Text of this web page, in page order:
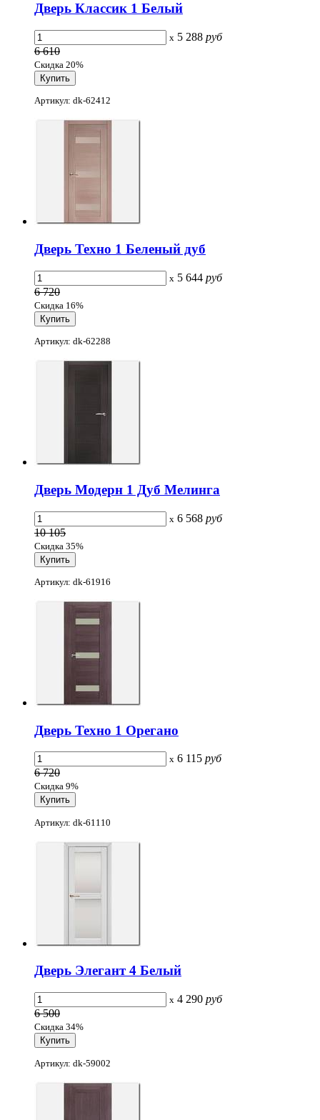
Дверь Классик 1 Белый
x 5 288 руб
6 610
Скидка 20%
Артикул: dk-62412
Дверь Техно 1 Беленый дуб
x 5 644 руб
6 720
Скидка 16%
Артикул: dk-62288
Дверь Модерн 1 Дуб Мелинга
x 6 568 руб
10 105
Скидка 35%
Артикул: dk-61916
Дверь Техно 1 Орегано
x 6 115 руб
6 720
Скидка 9%
Артикул: dk-61110
Дверь Элегант 4 Белый
x 4 290 руб
6 500
Скидка 34%
Артикул: dk-59002